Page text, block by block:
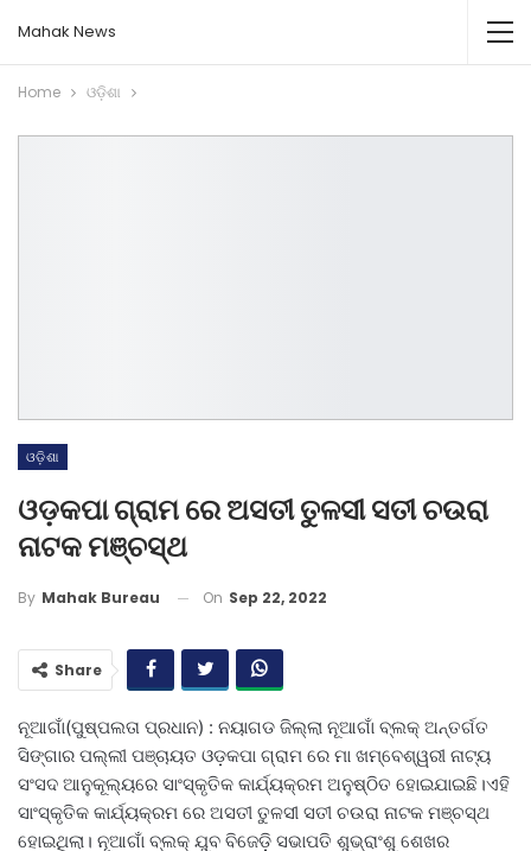
Mahak News
Home ଓଡ଼ିଶା
ଓଡ଼ିଶା
ଓଡ଼କପା ଗ୍ରାମ ରେ ଅସତୀ ତୁଳସୀ ସତୀ ଚଉରା
ନାଟକ ମଞ୍ଚସ୍ଥ
By Mahak Bureau On Sep 22, 2022
Share
ନୂଆଗାଁ(ପୁଷ୍ପଲତା ପ୍ରଧାନ) : ନୟାଗଡ ଜିଲ୍ଲା ନୂଆଗାଁ ବ୍ଲକ୍ ଅନ୍ତର୍ଗତ
ସିଙ୍ଗାର ପଲ୍ଲୀ ପଞ୍ଚାୟତ ଓଡ଼କପା ଗ୍ରାମ ରେ ମା ଖମ୍ବେଶ୍ୱରୀ ନାଟ୍ୟ
ସଂସଦ ଆନୁକୂଲ୍ୟରେ ସାଂସ୍କୃତିକ କାର୍ଯ୍ୟକ୍ରମ ଅନୁଷ୍ଠିତ ହୋଇଯାଇଛି।ଏହି
ସାଂସ୍କୃତିକ କାର୍ଯ୍ୟକ୍ରମ ରେ ଅସତୀ ତୁଳସୀ ସତୀ ଚଉରା ନାଟକ ମଞ୍ଚସ୍ଥ
ହୋଇଥିଲା। ନୂଆଗାଁ ବ୍ଲକ୍ ଯୁବ ବିଜେଡ଼ି ସଭାପତି ଶୁଭ୍ରାଂଶୁ ଶେଖର